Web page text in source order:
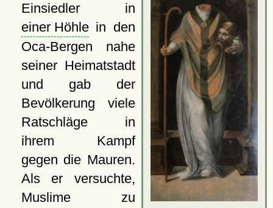
Einsiedler in
einer Höhlein den
Oca-Bergen nahe
seiner Heimatstadt
und gab der
Bevölkerung viele
Ratschläge in
ihrem Kampf
gegen die Mauren.
Als er versuchte,
Muslime zu